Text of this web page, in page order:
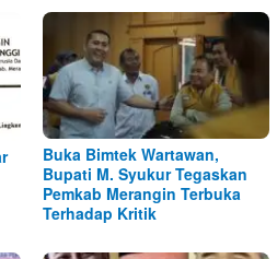
Buka Bimtek Wartawan,
Bupati M. Syukur Tegaskan
Pemkab Merangin Terbuka
Terhadap Kritik